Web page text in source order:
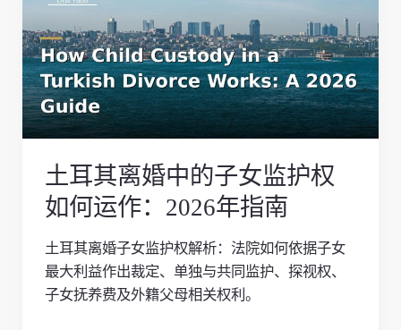
土耳其离婚中的子女监护权
如何运作：2026年指南
土耳其离婚子女监护权解析：法院如何依据子女
最大利益作出裁定、单独与共同监护、探视权、
子女抚养费及外籍父母相关权利。
其
离
婚
中
的
子
监
护
权
如
何
运